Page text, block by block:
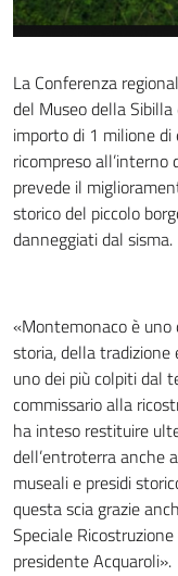
La Conferenza
del Museo della
importo di 1 milione
ricompreso
prevede il
storico del piccolo
danneggiati dal sisma.
«Montemonaco è uno
storia, della
uno dei più colpiti dal
commissario alla
ha inteso restituire
dell’entroterra anche
museali e presidi
questa scia grazie
Speciale
presidente Acquaroli».